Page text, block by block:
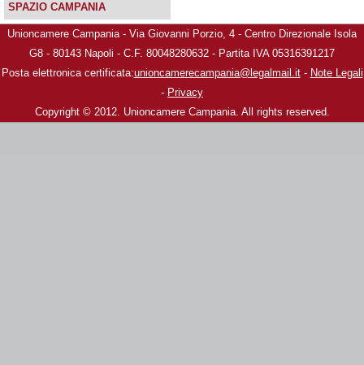
SPAZIO CAMPANIA
Unioncamere Campania - Via Giovanni Porzio, 4 - Centro Direzionale Isola
G8 - 80143 Napoli - C.F. 80048280632 - Partita IVA 05316391217
Posta elettronica certificata:unioncamerecampania@legalmail.it- Note Legali
- Privacy
Copyright © 2012. Unioncamere Campania. All rights reserved.